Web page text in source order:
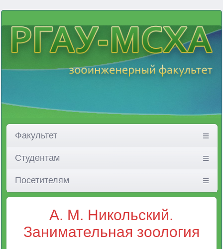
Факультет
Студентам
Посетителям
А. М. Никольский.
Занимательная зоология